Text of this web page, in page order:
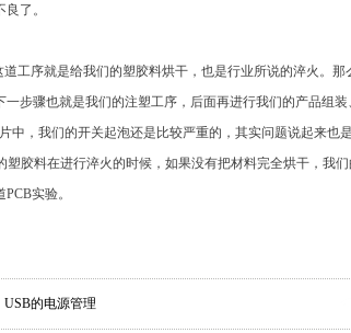
了。
序就是给我们的塑胶料烘干，也是行业所说的淬火。那
步骤也就是我们的注塑工序，后面再进行我们的产品组装
，我们的开关起泡还是比较严重的，其实问题说起来也
胶料在进行淬火的时候，如果没有把材料完全烘干，我
实验。
USB的电源管理